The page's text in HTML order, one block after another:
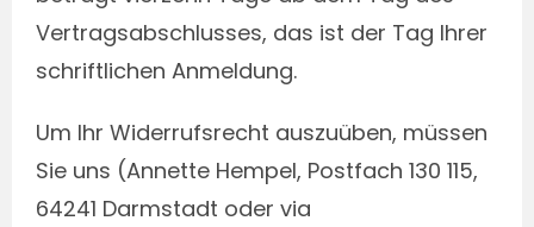
Vertragsabschlusses, das ist der Tag Ihrer
schriftlichen Anmeldung.
Um Ihr Widerrufsrecht auszuüben, müssen
Sie uns (Annette Hempel, Postfach 130 115,
64241 Darmstadt oder via